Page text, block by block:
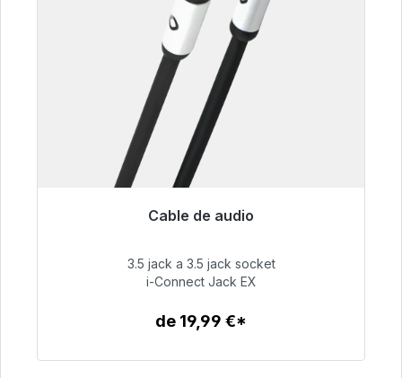
Cable de audio
Listo para envío inmediato, plazo de entrega
51,99 €
3.5 jack a 3.5 jack socket
i-Connect Jack EX
de 19,99 €*